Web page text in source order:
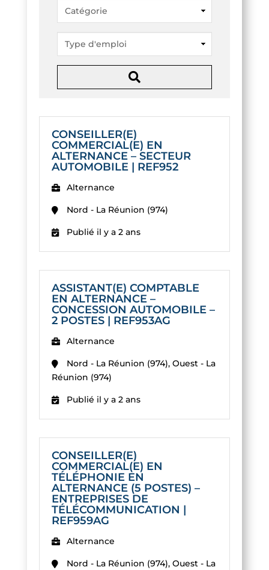
l
é
CONSEILLER(E)
COMMERCIAL(E) EN
ALTERNANCE – SECTEUR
AUTOMOBILE | REF952
Alternance
Nord - La Réunion (974)
Publié il y a 2 ans
ASSISTANT(E) COMPTABLE
EN ALTERNANCE –
CONCESSION AUTOMOBILE –
2 POSTES | REF953AG
Alternance
Nord - La Réunion (974), Ouest - La
Réunion (974)
Publié il y a 2 ans
CONSEILLER(E)
COMMERCIAL(E) EN
TÉLÉPHONIE EN
ALTERNANCE (5 POSTES) –
ENTREPRISES DE
TÉLÉCOMMUNICATION |
REF959AG
Alternance
Nord - La Réunion (974), Ouest - La